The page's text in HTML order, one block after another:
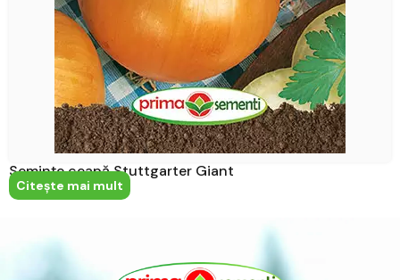
Semințe ceapă Stuttgarter Giant
Citeşte mai mult